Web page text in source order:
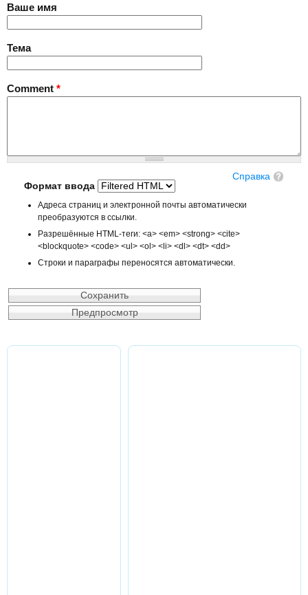
Ваше имя
Тема
Comment *
Справка
Формат ввода
Адреса страниц и электронной почты автоматически
преобразуются в ссылки.
Разрешённые HTML-теги: <a> <em> <strong> <cite>
<blockquote> <code> <ul> <ol> <li> <dl> <dt> <dd>
Строки и параграфы переносятся автоматически.